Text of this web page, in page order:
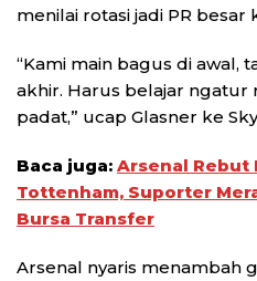
menilai rotasi jadi PR besar
“Kami main bagus di awal,
akhir. Harus belajar ngatur
padat,” ucap Glasner ke
Baca juga: Arsenal Rebut
Tottenham, Suporter
Bursa Transfer
Arsenal nyaris menambah